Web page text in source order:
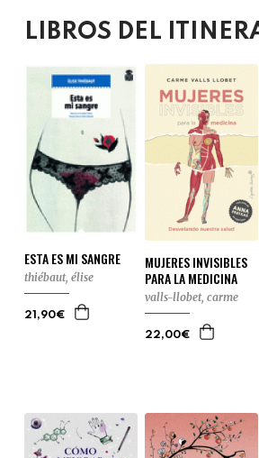
LIBROS DEL
ESTA ES MI SANGRE
thiébaut, élise
21,90€
MUJERES INVISIBLES
PARA LA MEDICINA
valls-llobet, carme
22,00€